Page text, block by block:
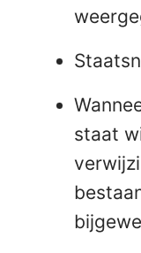
staat